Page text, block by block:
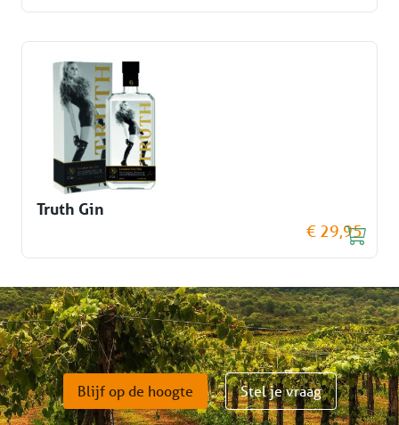
Truth Gin
€ 29,95
Blijf op de hoogte Stel je vraag